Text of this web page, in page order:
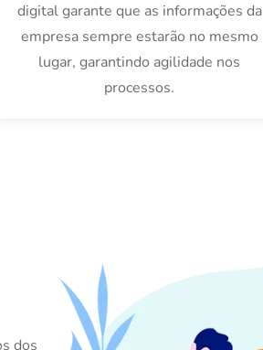
digital garante que as informações da
empresa sempre estarão no mesmo
lugar, garantindo agilidade nos
processos.
dos